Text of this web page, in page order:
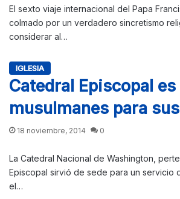
El sexto viaje internacional del Papa
colmado por un verdadero sincretismo
considerar al…
IGLESIA
Catedral Episcopal
musulmanes para
18 noviembre, 2014 0
La Catedral Nacional de Washington,
Episcopal sirvió de sede para un servicio
el…